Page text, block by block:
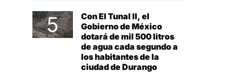
Con El Tunal II, el
Gobierno de México
dotará de mil 500 litros
de agua cada segundo a
los habitantes de la
ciudad de Durango